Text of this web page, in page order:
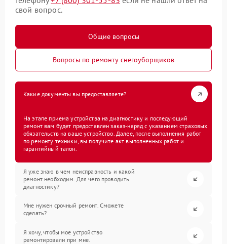
свой вопрос.
Общие вопросы
Вопросы по ремонту снегоуборщиков
Какие документы вы предоставляете?
На этапе приема устройства на диагностику и последующий
ремонт вам будет предоставлен заказ-наряд с указанием страховых
обязательств на ваше устройство. Далее, после выполнения работ
по ремонту техники, вы получите акт выполненных работ и
гарантийный талон.
Я уже знаю в чем неисправность и какой
ремонт необходим. Для чего проводить
диагностику?
Мне нужен срочный ремонт. Сможете
сделать?
Я хочу, чтобы мое устройство
ремонтировали при мне.